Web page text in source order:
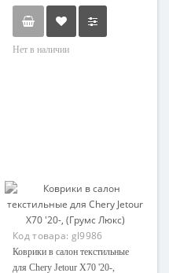
Нет в наличии
Код товара: gl9986
Коврики в салон текстильные
для Chery Jetour X70 '20-,